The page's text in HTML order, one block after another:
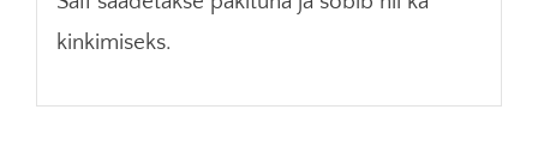
kinkimiseks.